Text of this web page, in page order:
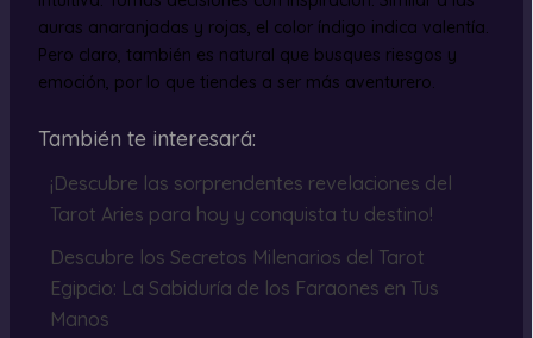
auras anaranjadas y rojas, el color índigo indica valentía.
Pero claro, también es natural que busques riesgos y
emoción, por lo que tiendes a ser más aventurero.
También te interesará:
¡Descubre las sorprendentes revelaciones del
Tarot Aries para hoy y conquista tu destino!
Descubre los Secretos Milenarios del Tarot
Egipcio: La Sabiduría de los Faraones en Tus
Manos